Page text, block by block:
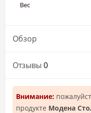
Вес
Обзор
Отзывы 0
Внимание:
продукте Модена